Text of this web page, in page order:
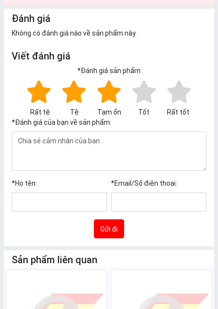
Đánh giá
Không có đánh giá nào về sản phẩm này.
Viết đánh giá
*Đánh giá sản phẩm
Rất tệ Tệ Tạm ổn Tốt
Rất tốt
*Đánh giá của bạn về sản phẩm:
*Họ tên: *Email/Số điện thoại:
Gửi đi
Sản phẩm liên quan